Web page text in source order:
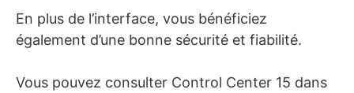
En plus de l’interface, vous bénéficiez
également d’une bonne sécurité et fiabilité.
Vous pouvez consulter Control Center 15 dans